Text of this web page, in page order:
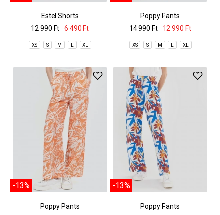
Estel Shorts
12 990 Ft
6 490 Ft
XS S M L XL
Poppy Pants
14 990 Ft
12 990 Ft
XS S M L XL
-13%
Poppy Pants
-13%
Poppy Pants